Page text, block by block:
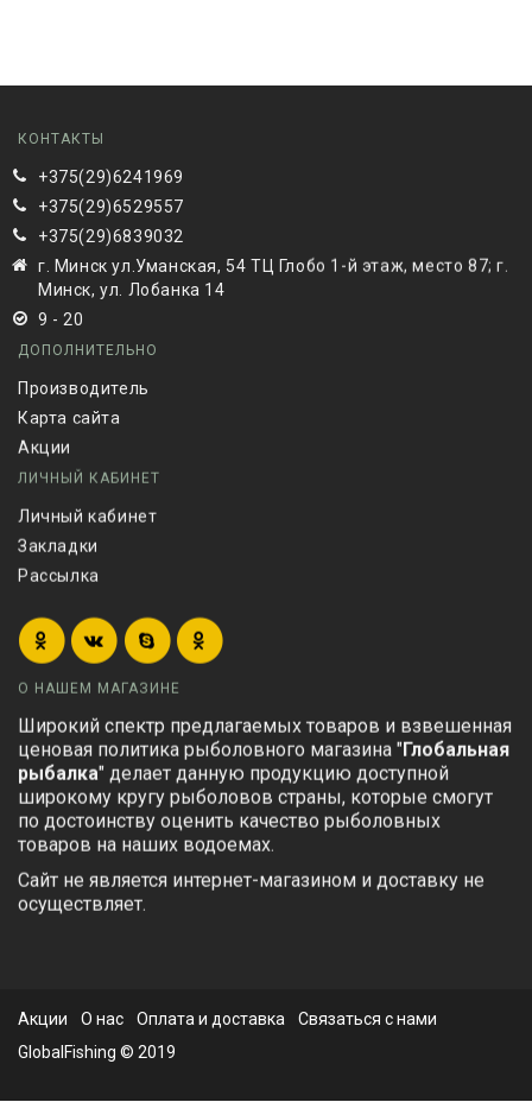
КОНТАКТЫ
+375(29)6241969
+375(29)6529557
+375(29)6839032
г. Минск ул.Уманская, 54 ТЦ Глобо 1-й этаж, место 87; г.
Минск, ул. Лобанка 14
9 - 20
ДОПОЛНИТЕЛЬНО
Производитель
Карта сайта
Акции
ЛИЧНЫЙ КАБИНЕТ
Личный кабинет
Закладки
Рассылка
О НАШЕМ МАГАЗИНЕ
Широкий спектр предлагаемых товаров и взвешенная
ценовая политика рыболовного магазина "Глобальная
рыбалка" делает данную продукцию доступной
широкому кругу рыболовов страны, которые смогут
по достоинству оценить качество рыболовных
товаров на наших водоемах.
Сайт не является интернет-магазином и доставку не
осуществляет.
Акции О нас Оплата и доставка
Связаться с нами
GlobalFishing © 2019